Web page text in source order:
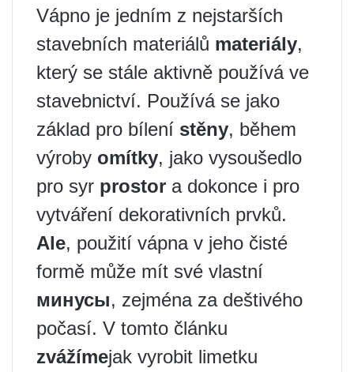
Vápno je jedním z nejstarších
stavebních materiálů materiály,
který se stále aktivně používá ve
stavebnictví. Používá se jako
základ pro bílení stěny, během
výroby omítky, jako vysoušedlo
pro syr prostor a dokonce i pro
vytváření dekorativních prvků.
Ale, použití vápna v jeho čisté
formě může mít své vlastní
минусы, zejména za deštivého
počasí. V tomto článku
zvážímejak vyrobit limetku